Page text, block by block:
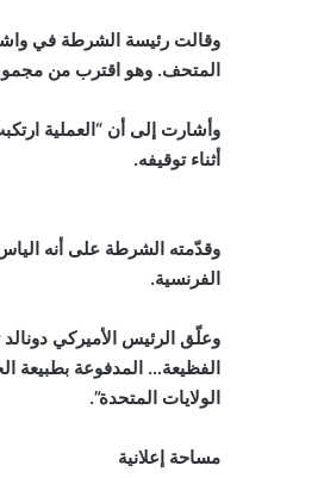
وقالت رئيسة الشرطة في
المتحف. وهو اقترب من
وأشارت إلى أن “العملية
أثناء توقيفه.
الفرنسية.
وعلّق الرئيس الأميركي
الفظيعة… المدفوعة بطبيعة
الولايات المتحدة”.
مساحة إعلانية